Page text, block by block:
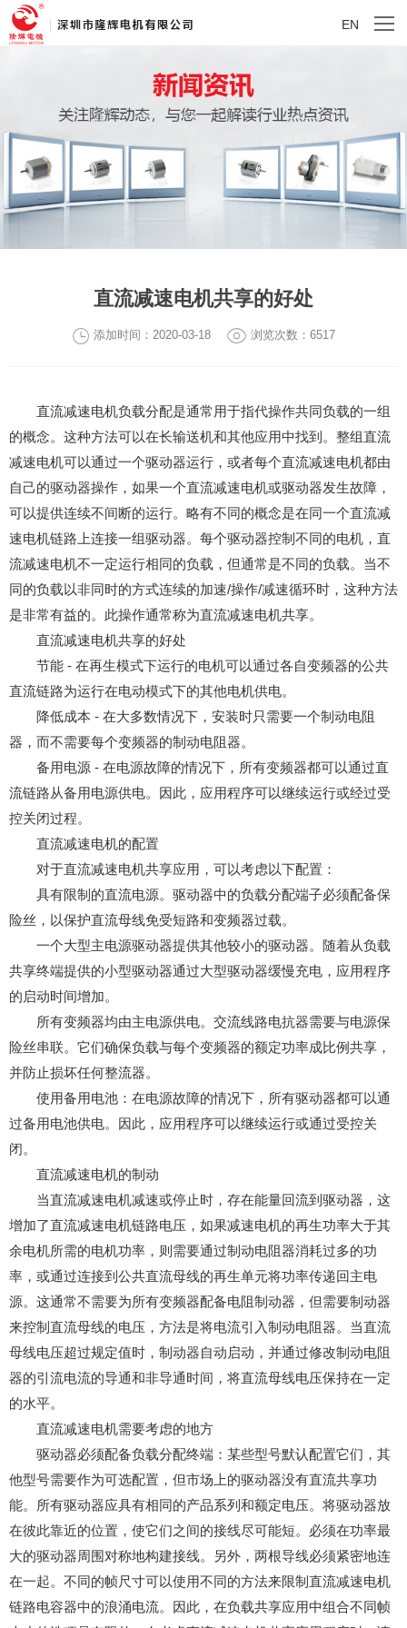
EN
直流减速电机共享的好处
添加时间：2020-03-18 浏览次数：6517
直流减速电机负载分配是通常用于指代操作共同负载的一组
的概念。这种方法可以在长输送机和其他应用中找到。整组直流
减速电机可以通过一个驱动器运行，或者每个直流减速电机都由
自己的驱动器操作，如果一个直流减速电机或驱动器发生故障，
可以提供连续不间断的运行。略有不同的概念是在同一个直流减
速电机链路上连接一组驱动器。每个驱动器控制不同的电机，直
流减速电机不一定运行相同的负载，但通常是不同的负载。当不
同的负载以非同时的方式连续的加速/操作/减速循环时，这种方法
是非常有益的。此操作通常称为直流减速电机共享。
直流减速电机共享的好处
节能 - 在再生模式下运行的电机可以通过各自变频器的公共
直流链路为运行在电动模式下的其他电机供电。
降低成本 - 在大多数情况下，安装时只需要一个制动电阻
器，而不需要每个变频器的制动电阻器。
备用电源 - 在电源故障的情况下，所有变频器都可以通过直
流链路从备用电源供电。因此，应用程序可以继续运行或经过受
控关闭过程。
直流减速电机的配置
对于直流减速电机共享应用，可以考虑以下配置：
具有限制的直流电源。驱动器中的负载分配端子必须配备保
险丝，以保护直流母线免受短路和变频器过载。
一个大型主电源驱动器提供其他较小的驱动器。随着从负载
共享终端提供的小型驱动器通过大型驱动器缓慢充电，应用程序
的启动时间增加。
所有变频器均由主电源供电。交流线路电抗器需要与电源保
险丝串联。它们确保负载与每个变频器的额定功率成比例共享，
并防止损坏任何整流器。
使用备用电池：在电源故障的情况下，所有驱动器都可以通
过备用电池供电。因此，应用程序可以继续运行或通过受控关
闭。
直流减速电机的制动
当直流减速电机减速或停止时，存在能量回流到驱动器，这
增加了直流减速电机链路电压，如果减速电机的再生功率大于其
余电机所需的电机功率，则需要通过制动电阻器消耗过多的功
率，或通过连接到公共直流母线的再生单元将功率传递回主电
源。这通常不需要为所有变频器配备电阻制动器，但需要制动器
来控制直流母线的电压，方法是将电流引入制动电阻器。当直流
母线电压超过规定值时，制动器自动启动，并通过修改制动电阻
器的引流电流的导通和非导通时间，将直流母线电压保持在一定
的水平。
直流减速电机需要考虑的地方
驱动器必须配备负载分配终端：某些型号默认配置它们，其
他型号需要作为可选配置，但市场上的驱动器没有直流共享功
能。所有驱动器应具有相同的产品系列和额定电压。将驱动器放
在彼此靠近的位置，使它们之间的接线尽可能短。必须在功率最
大的驱动器周围对称地构建接线。另外，两根导线必须紧密地连
在一起。不同的帧尺寸可以使用不同的方法来限制直流减速电机
链路电容器中的浪涌电流。因此，在负载共享应用中组合不同帧